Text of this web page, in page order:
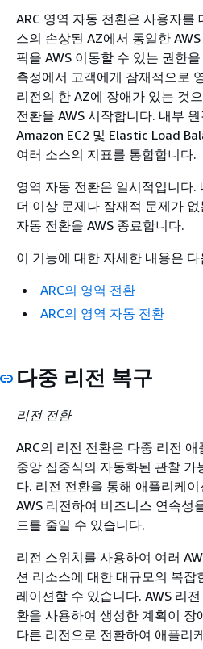
ARC 영역 자동 전환은 사용자를
스의 손상된 AZ에서 동일한
픽을 AWS 이동할 수 있는 권한
측정에서 고객에게 잠재적으로
리전의 한 AZ에 장애가 있는 것
전환을 AWS 시작합니다. 내부
Amazon EC2 및 Elastic Load
여러 소스의 지표를 통합합니다.
영역 자동 전환은 일시적입니다.
더 이상 문제나 잠재적 문제가
자동 전환을 AWS 종료합니다.
이 기능에 대한 자세한 내용은
ARC의 영역 전환
ARC의 영역 자동 전환
다중 리전 복구
리전 전환
ARC의 리전 전환은 다중 리전
중앙 집중식의 자동화된 관찰 가
다. 리전 전환을 통해 애플리케
AWS 리전하여 비즈니스 연속성
드를 줄일 수 있습니다.
리전 스위치를 사용하여 여러
션 리소스에 대한 대규모의 복잡
레이션할 수 있습니다. AWS 리
환을 사용하여 생성한 계획이 장
다른 리전으로 전환하여 애플리